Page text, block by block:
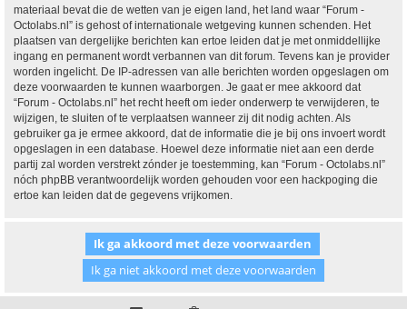
materiaal bevat die de wetten van je eigen land, het land waar “Forum -
Octolabs.nl” is gehost of internationale wetgeving kunnen schenden. Het
plaatsen van dergelijke berichten kan ertoe leiden dat je met onmiddellijke
ingang en permanent wordt verbannen van dit forum. Tevens kan je provider
worden ingelicht. De IP-adressen van alle berichten worden opgeslagen om
deze voorwaarden te kunnen waarborgen. Je gaat er mee akkoord dat
“Forum - Octolabs.nl” het recht heeft om ieder onderwerp te verwijderen, te
wijzigen, te sluiten of te verplaatsen wanneer zij dit nodig achten. Als
gebruiker ga je ermee akkoord, dat de informatie die je bij ons invoert wordt
opgeslagen in een database. Hoewel deze informatie niet aan een derde
partij zal worden verstrekt zónder je toestemming, kan “Forum - Octolabs.nl”
nóch phpBB verantwoordelijk worden gehouden voor een hackpoging die
ertoe kan leiden dat de gegevens vrijkomen.